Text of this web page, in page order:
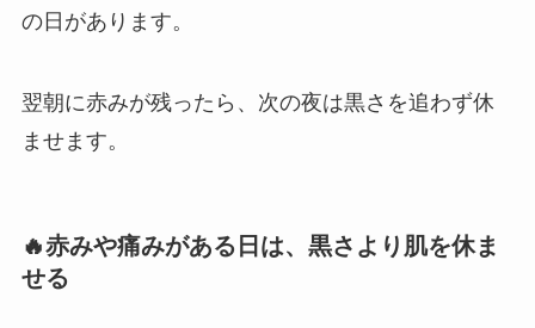
の日があります。
翌朝に赤みが残ったら、次の夜は黒さを追わず休
ませます。
🔥赤みや痛みがある日は、黒さより肌を休ま
せる